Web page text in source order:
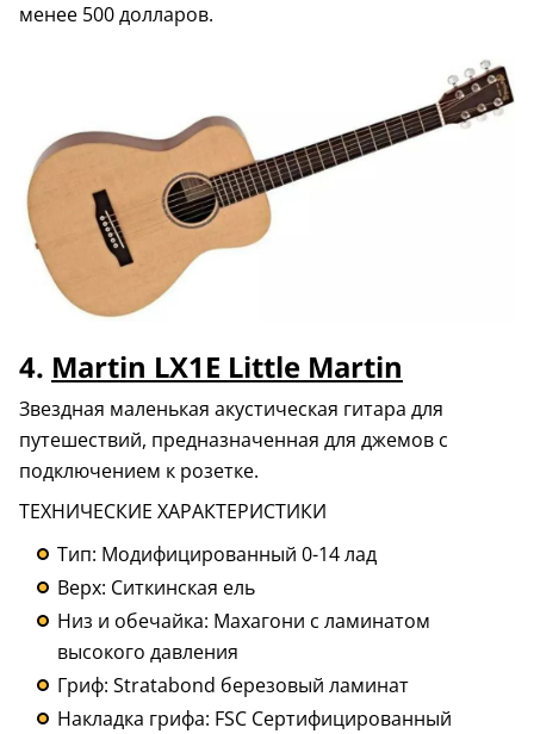
менее 500 долларов.
4. Martin LX1E Little Martin
Звездная маленькая акустическая гитара для
путешествий, предназначенная для джемов с
подключением к розетке.
ТЕХНИЧЕСКИЕ ХАРАКТЕРИСТИКИ
Тип: Модифицированный 0-14 лад
Верх: Ситкинская ель
Низ и обечайка: Махагони с ламинатом
высокого давления
Гриф: Stratabond березовый ламинат
Накладка грифа: FSC Сертифицированный